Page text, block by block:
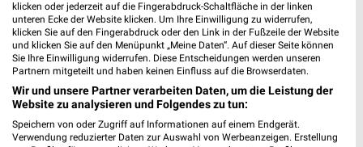
448,86 km
Herdorf, Deutschland
422,34 km
klicken oder jederzeit auf die Fingerabdruck-Schaltfläche in der linken
unteren Ecke der Website klicken. Um Ihre Einwilligung zu widerrufen,
klicken Sie auf den Fingerabdruck oder den Link in der Fußzeile der Website
und klicken Sie auf den Menüpunkt „Meine Daten“. Auf dieser Seite können
Sie Ihre Einwilligung widerrufen. Diese Entscheidungen werden unseren
Partnern mitgeteilt und haben keinen Einfluss auf die Browserdaten.
Wir und unsere Partner verarbeiten Daten, um die Leistung der
Website zu analysieren und Folgendes zu tun:
Speichern von oder Zugriff auf Informationen auf einem Endgerät.
Verwendung reduzierter Daten zur Auswahl von Werbeanzeigen. Erstellung